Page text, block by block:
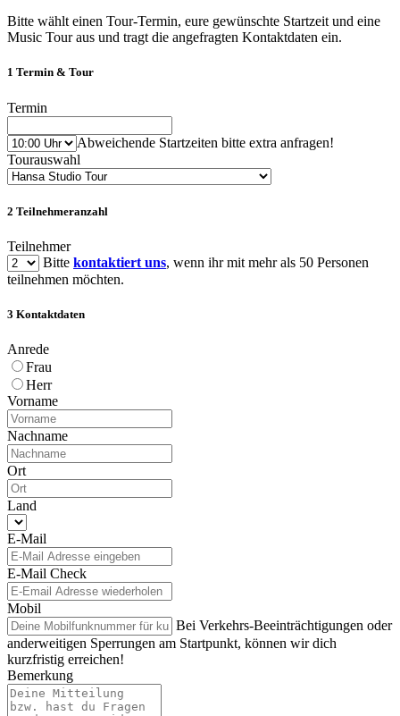
Bitte wählt einen Tour-Termin, eure gewünschte Startzeit und eine
Music Tour aus und tragt die angefragten Kontaktdaten ein.
1 Termin & Tour
Termin
Abweichende Startzeiten bitte extra anfragen!
Tourauswahl
2 Teilnehmeranzahl
Teilnehmer
Bitte kontaktiert uns, wenn ihr mit mehr als 50 Personen
teilnehmen möchten.
3 Kontaktdaten
Anrede
Frau
Herr
Vorname
Nachname
Ort
Land
E-Mail
E-Mail Check
Mobil
Bei Verkehrs-Beeinträchtigungen oder
anderweitigen Sperrungen am Startpunkt, können wir dich
kurzfristig erreichen!
Bemerkung